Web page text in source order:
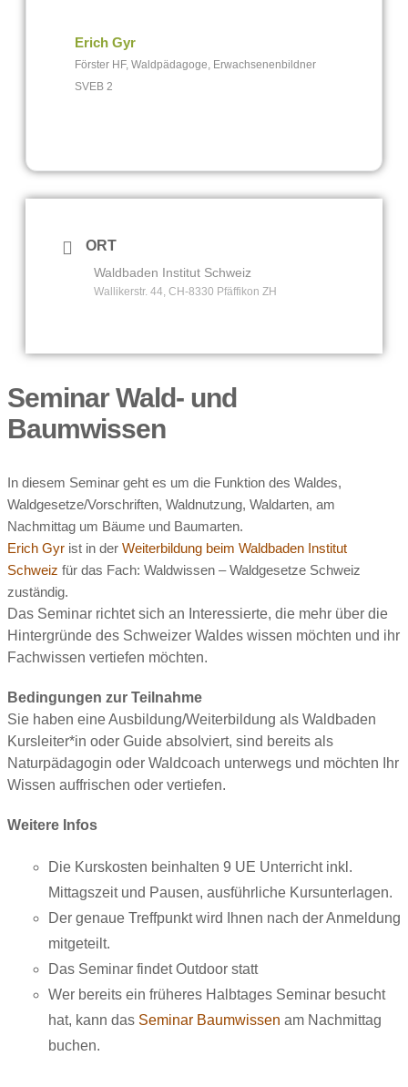
Erich Gyr
Förster HF, Waldpädagoge, Erwachsenenbildner
SVEB 2
ORT
Waldbaden Institut Schweiz
Wallikerstr. 44, CH-8330 Pfäffikon ZH
Seminar Wald- und
Baumwissen
In diesem Seminar geht es um die Funktion des Waldes,
Waldgesetze/Vorschriften, Waldnutzung, Waldarten, am
Nachmittag um Bäume und Baumarten.
Erich Gyrist in der Weiterbildung beim Waldbaden Institut
Schweiz für das Fach: Waldwissen – Waldgesetze Schweiz
zuständig.
Das Seminar richtet sich an Interessierte, die mehr über die
Hintergründe des Schweizer Waldes wissen möchten und ihr
Fachwissen vertiefen möchten.
Bedingungen zur Teilnahme
Sie haben eine Ausbildung/Weiterbildung als Waldbaden
Kursleiter*in oder Guide absolviert, sind bereits als
Naturpädagogin oder Waldcoach unterwegs und möchten Ihr
Wissen auffrischen oder vertiefen.
Weitere Infos
Die Kurskosten beinhalten 9 UE Unterricht inkl.
Mittagszeit und Pausen, ausführliche Kursunterlagen.
Der genaue Treffpunkt wird Ihnen nach der Anmeldung
mitgeteilt.
Das Seminar findet Outdoor statt
Wer bereits ein früheres Halbtages Seminar besucht
hat, kann das Seminar Baumwissen am Nachmittag
buchen.